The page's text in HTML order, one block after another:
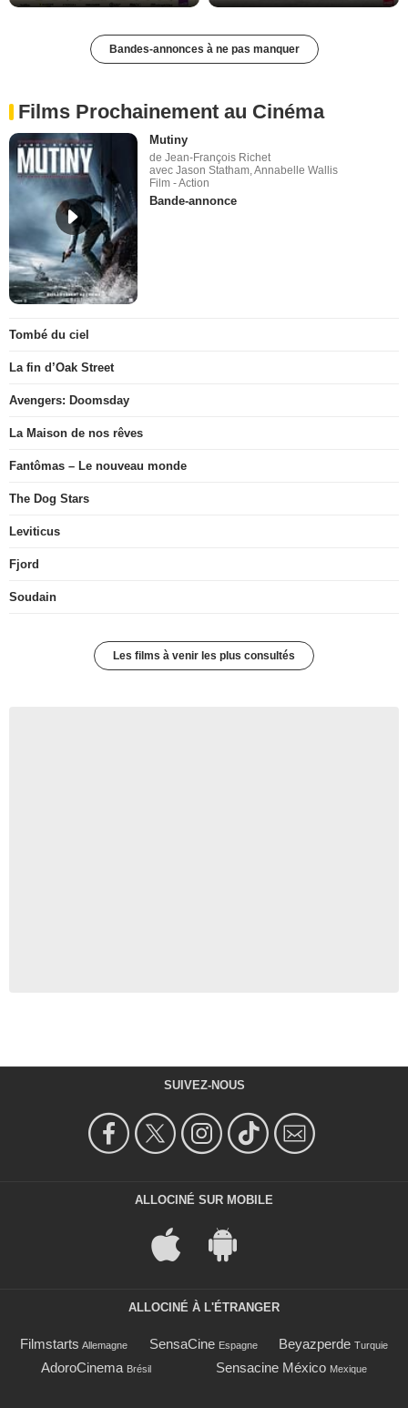
Bandes-annonces à ne pas manquer
Films Prochainement au Cinéma
Mutiny
de Jean-François Richet
avec Jason Statham, Annabelle Wallis
Film - Action
Bande-annonce
Tombé du ciel
La fin d’Oak Street
Avengers: Doomsday
La Maison de nos rêves
Fantômas – Le nouveau monde
The Dog Stars
Leviticus
Fjord
Soudain
Les films à venir les plus consultés
SUIVEZ-NOUS
ALLOCINÉ SUR MOBILE
ALLOCINÉ À L'ÉTRANGER
Filmstarts Allemagne SensaCine Espagne Beyazperde Turquie
AdoroCinema Brésil Sensacine México Mexique